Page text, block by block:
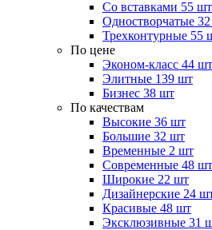
Cо вставками 55 шт
Одностворчатые
Трехконтурные 55
По цене
Эконом-класс 44 шт
Элитные 139 шт
Бизнес 38 шт
По качествам
Высокие 36 шт
Большие 32 шт
Временные 2 шт
Современные 48 шт
Широкие 22 шт
Дизайнерские 24
Красивые 48 шт
Эксклюзивные 31